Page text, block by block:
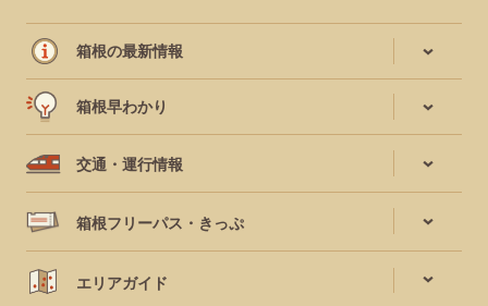
箱根の最新情報
箱根早わかり
交通・運行情報
箱根フリーパス・きっぷ
エリアガイド